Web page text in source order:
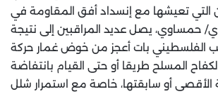
التي تعيشها مع إنسداد أفق المقاومة في
حمساوي، يصل عديد المراقبين إلى نتيجة
الفلسطيني بات أعجز من خوض غمار حركة
المسلح طريقا أو حتى القيام بانتفاضة
الأقصى أو سابقتها، خاصة مع استمرار شلل